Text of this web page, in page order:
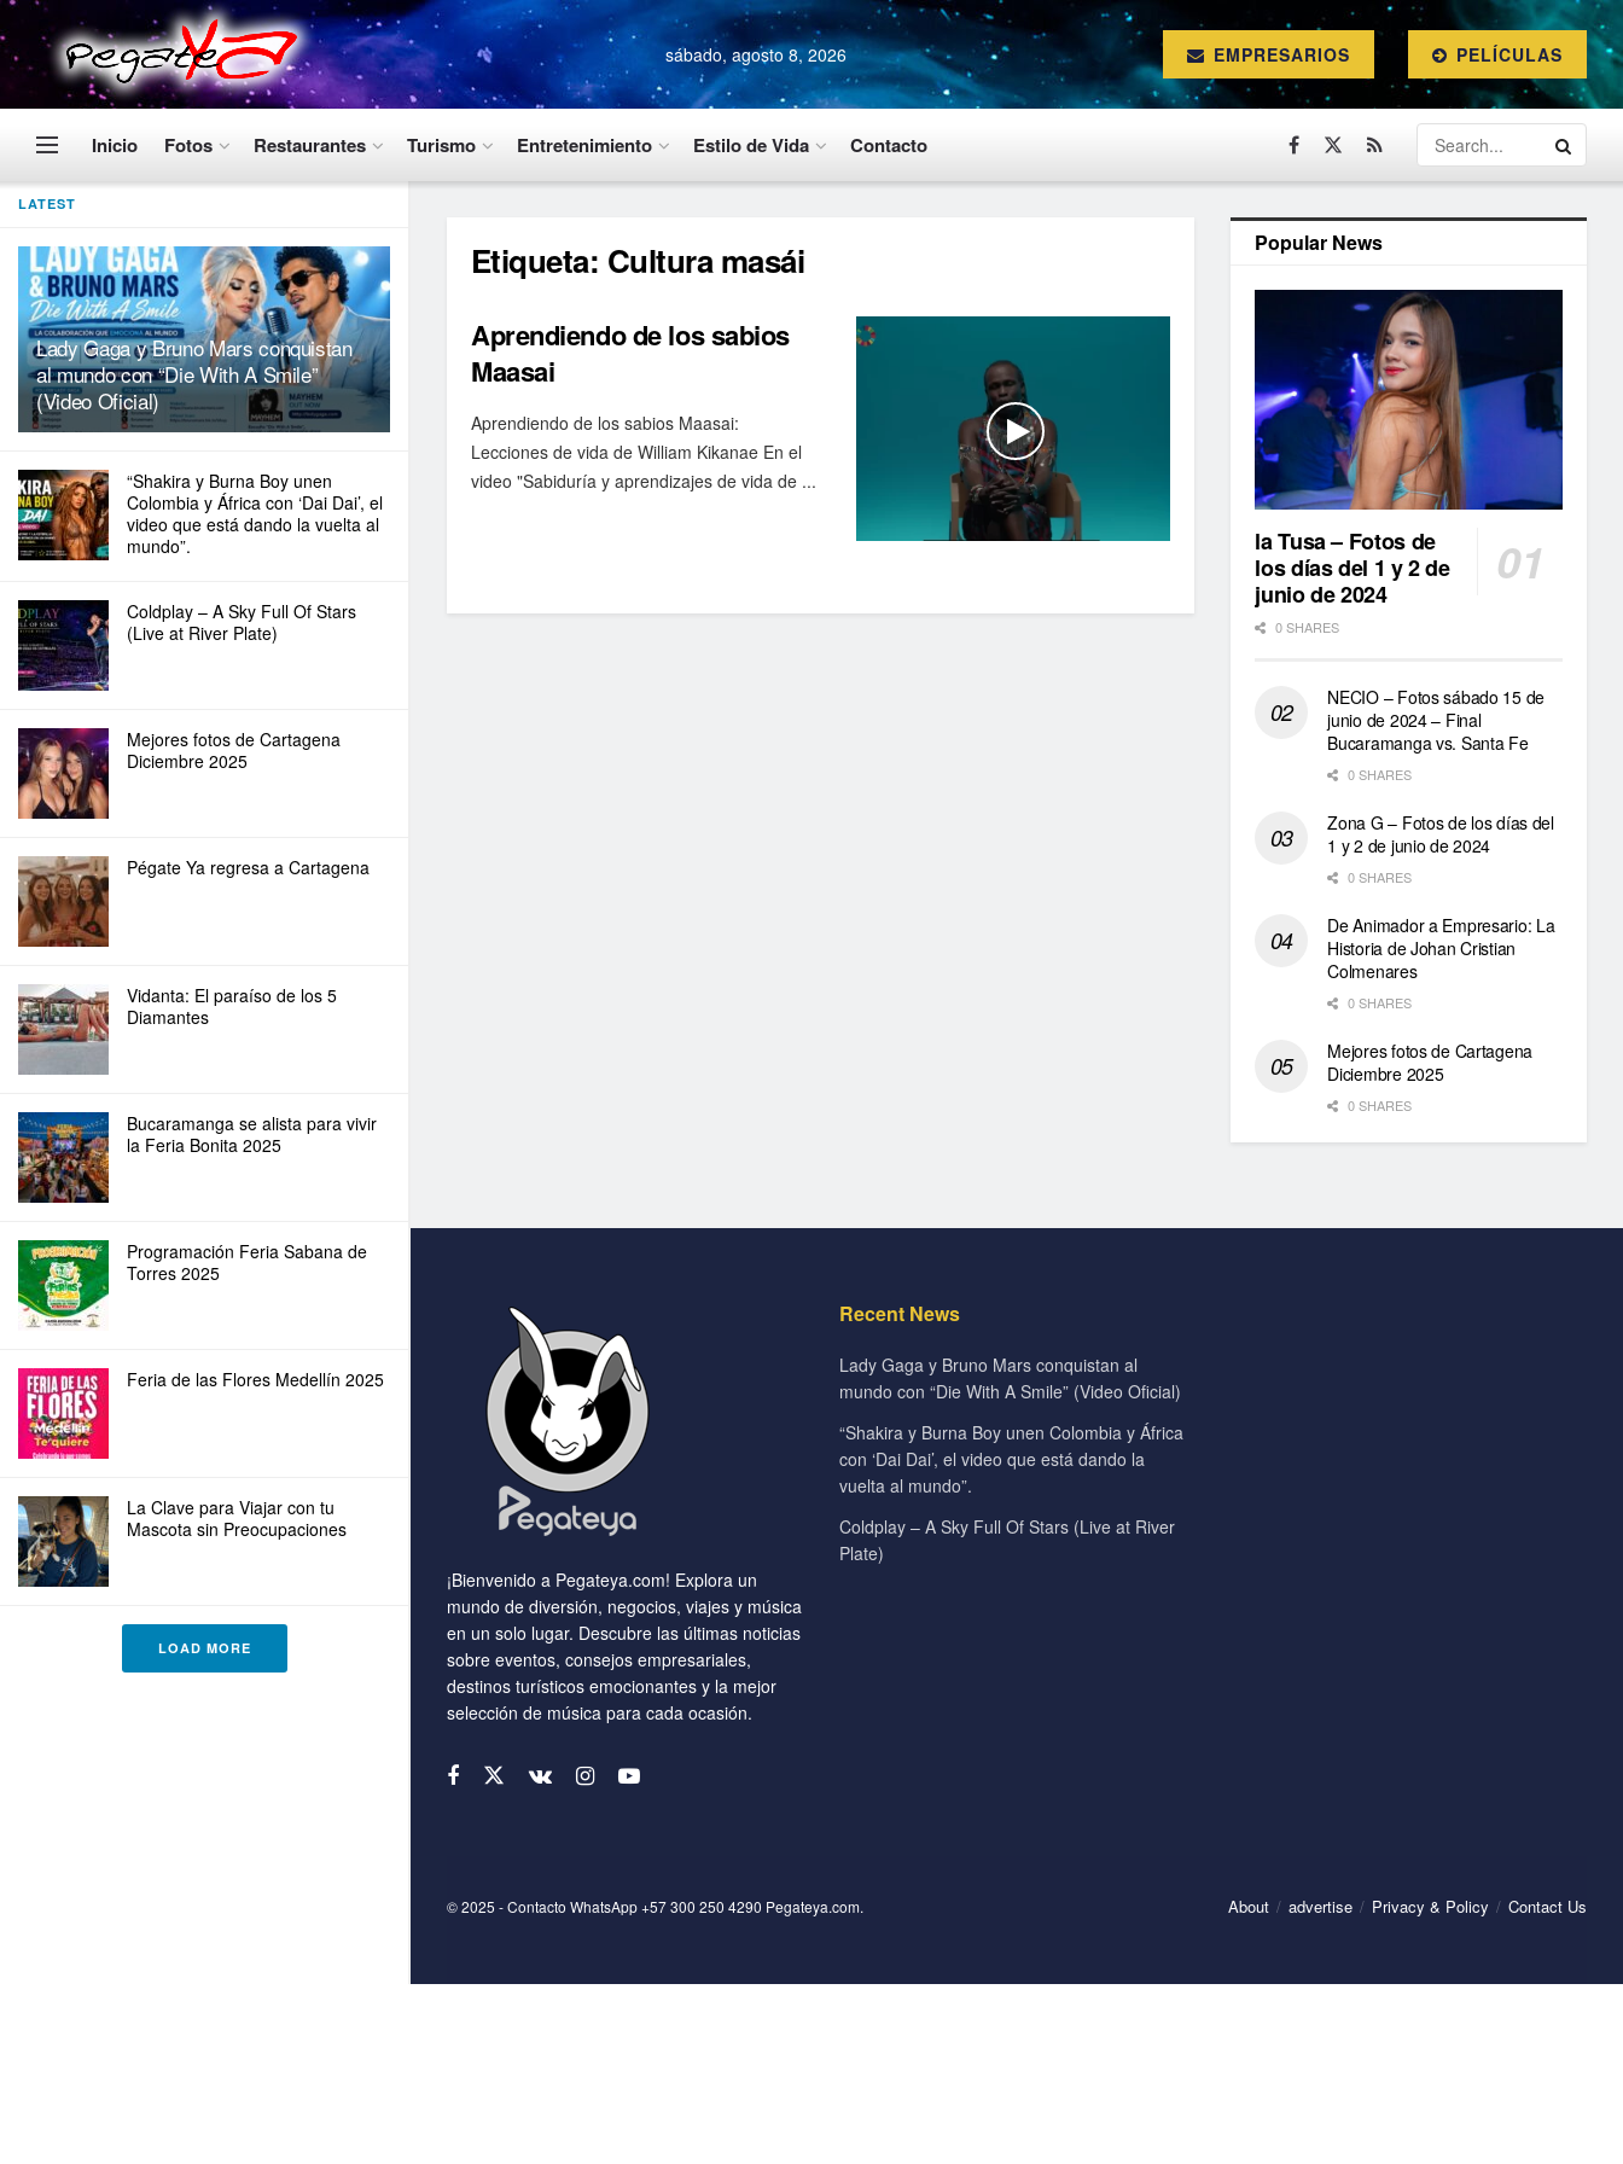
LATEST
Lady Gaga y Bruno Mars conquistan
al mundo con “Die With A Smile”
(Video Oficial)
“Shakira y Burna Boy unen
Colombia y África con ‘Dai Dai’, el
video que está dando la vuelta al
mundo”.
Coldplay – A Sky Full Of Stars
(Live at River Plate)
Mejores fotos de Cartagena
Diciembre 2025
Pégate Ya regresa a Cartagena
Vidanta: El paraíso de los 5
Diamantes
Bucaramanga se alista para vivir
la Feria Bonita 2025
Programación Feria Sabana de
Torres 2025
Feria de las Flores Medellín 2025
La Clave para Viajar con tu
Mascota sin Preocupaciones
LOAD MORE
sábado, agosto 8, 2026 EMPRESARIOS PELÍCULAS
Inicio Fotos Restaurantes Turismo Entretenimiento Estilo de Vida Contacto
Etiqueta: Cultura masái
Aprendiendo de los sabios
Maasai
Aprendiendo de los sabios Maasai:
Lecciones de vida de William Kikanae En el
video "Sabiduría y aprendizajes de vida de ...
Popular News
la Tusa – Fotos de
los días del 1 y 2 de
junio de 2024
0 SHARES
NECIO – Fotos sábado 15 de
junio de 2024 – Final
Bucaramanga vs. Santa Fe
0 SHARES
Zona G – Fotos de los días del
1 y 2 de junio de 2024
0 SHARES
De Animador a Empresario: La
Historia de Johan Cristian
Colmenares
0 SHARES
Mejores fotos de Cartagena
Diciembre 2025
0 SHARES
¡Bienvenido a Pegateya.com! Explora un
mundo de diversión, negocios, viajes y música
en un solo lugar. Descubre las últimas noticias
sobre eventos, consejos empresariales,
destinos turísticos emocionantes y la mejor
selección de música para cada ocasión.
Recent News
Lady Gaga y Bruno Mars conquistan al
mundo con “Die With A Smile” (Video Oficial)
“Shakira y Burna Boy unen Colombia y África
con ‘Dai Dai’, el video que está dando la
vuelta al mundo”.
Coldplay – A Sky Full Of Stars (Live at River
Plate)
About advertise Privacy & Policy Contact Us
© 2025 - Contacto WhatsApp +57 300 250 4290 Pegateya.com.